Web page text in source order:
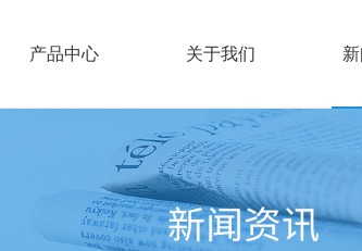
产品中心 关于我们